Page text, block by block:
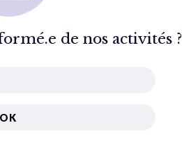
de nos activités ?